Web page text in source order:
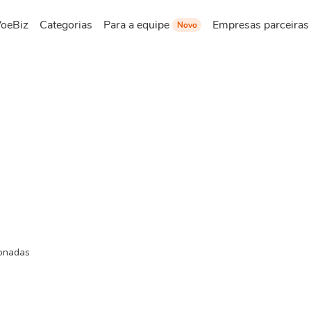
Categorias Para a equipe Novo Empresas parceiras